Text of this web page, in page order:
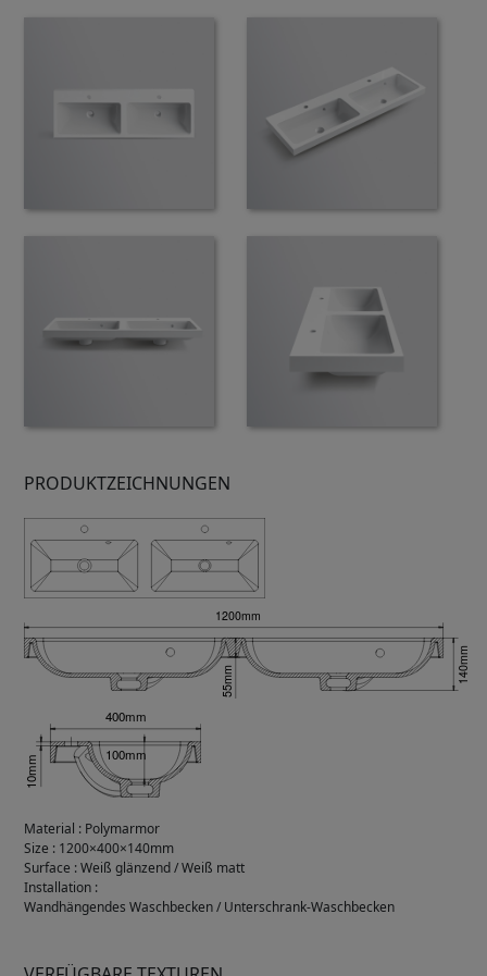
PRODUKTZEICHNUNGEN
Material : Polymarmor
Size : 1200×400×140mm
Surface :Weiß glänzend / Weiß matt
Installation :
Wandhängendes Waschbecken / Unterschrank-Waschbecken